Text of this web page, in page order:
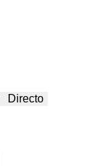
Directo